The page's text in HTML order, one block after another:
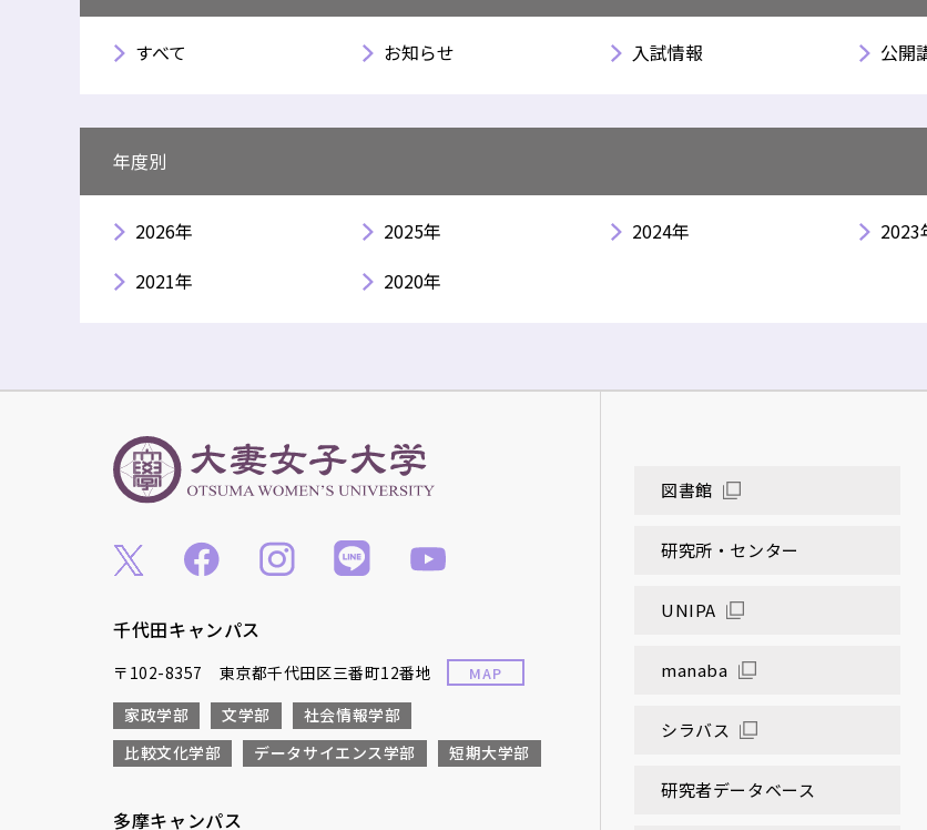
すべて お知らせ 入試情報 公開
年度別
2026年 2025年 2024年 2023
2021年
2020年
千代田キャンパス
〒102-8357 東京都千代田区三番町12番地 MAP
家政学部 文学部
社会情報学部
比較文化学部
データサイエンス学部 短期大学部
多摩キャンパス
図書館
研究所・センター
UNIPA
manaba
シラバス
研究者データベース